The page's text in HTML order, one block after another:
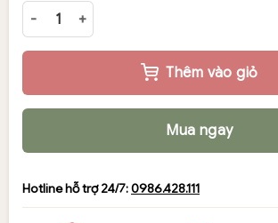
Tẩu xông trầm ô tô đa năng công suất lớn,
Thêm vào giỏ
Mua ngay
Hotline hỗ trợ 24/7:0986.428.111